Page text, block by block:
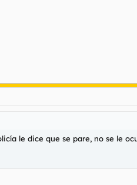
le dice que se pare, no se le